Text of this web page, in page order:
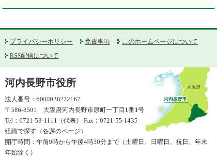
プライバシーポリシー 免責事項
このホームページについて
RSS配信について
河内長野市役所
法人番号：6000020272167
〒586-8501 大阪府河内長野市原町一丁目1番1号
Tel：0721-53-1111（代表） Fax：0721-55-1435
組織で探す（各課のページ）
開庁時間：午前9時から午後4時30分まで（土曜日、日曜日、祝日、年末
年始除く）